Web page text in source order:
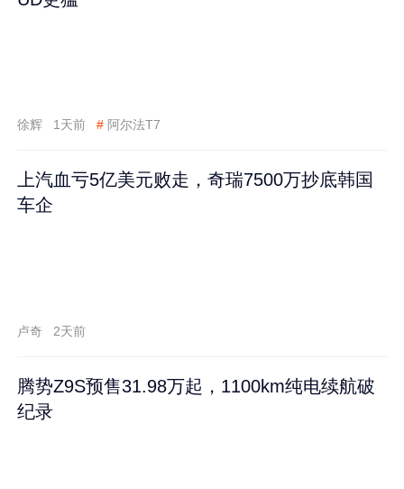
徐辉 1天前 # 阿尔法T7
上汽血亏5亿美元败走，奇瑞7500万抄底韩国
车企
卢奇 2天前
腾势Z9S预售31.98万起，1100km纯电续航破
纪录